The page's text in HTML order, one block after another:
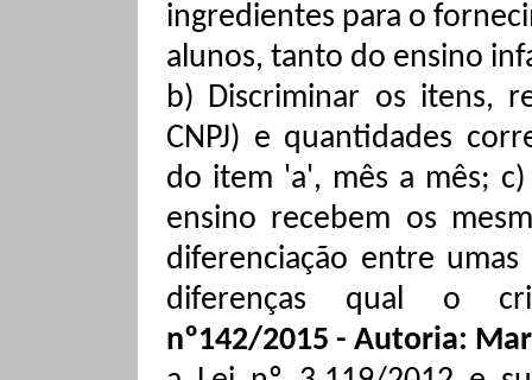
ingredientes para o
alunos, tanto do ensino
b) Discriminar os itens,
CNPJ) e quantidades
do item 'a', mês a mês;
ensino recebem os
diferenciação entre
diferenças qual o
nº142/2015 - Autoria: